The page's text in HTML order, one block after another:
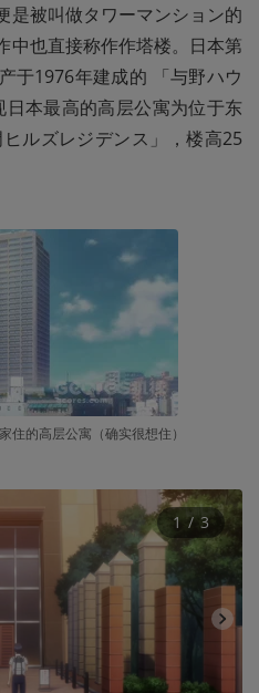
是被叫做タワーマンション的
中也直接称作作塔楼。日本第
于1976年建成的 「与野ハウ
本最高的高层公寓为位于东
ルズレジデンス」，楼高25
住的高层公寓（确实很想住）
1 / 3